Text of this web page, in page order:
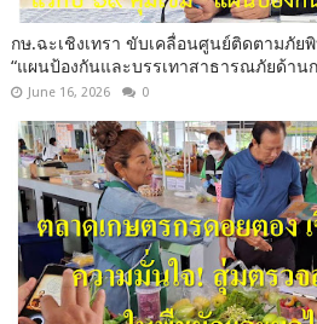
กษ.ฉะเชิงเทรา ขับเคลื่อนศูนย์ติดตามภัย
“แผนป้องกันและบรรเทาสาธารณภัยด้าน
June 16, 2026 0